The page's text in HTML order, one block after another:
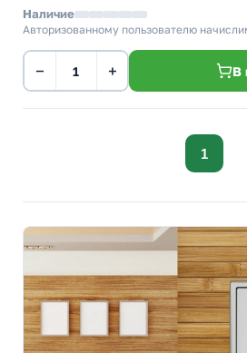
Наличие
Авторизованному пользователю
− + В
1